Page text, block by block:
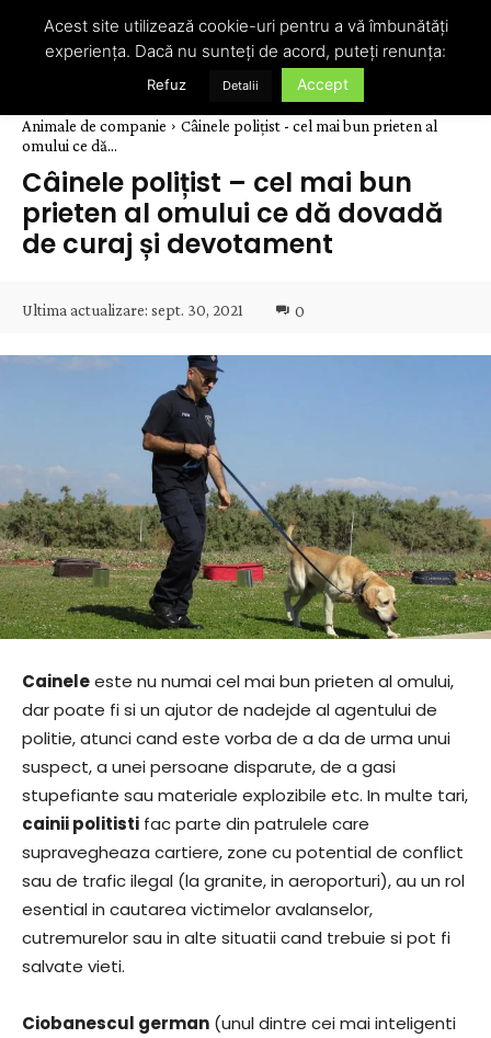
Animale de companie
Câinele polițist - cel mai bun prieten al
omului ce dă...
Câinele polițist – cel mai bun
prieten al omului ce dă dovadă
de curaj și devotament
Ultima actualizare: sept. 30, 2021 0
Caineleeste nu numai cel mai bun prieten al omului,
dar poate fi si un ajutor de nadejde al agentului de
politie, atunci cand este vorba de a da de urma unui
suspect, a unei persoane disparute, de a gasi
stupefiante sau materiale explozibile etc. In multe tari,
cainii politisti fac parte din patrulele care
supravegheaza cartiere, zone cu potential de conflict
sau de trafic ilegal (la granite, in aeroporturi), au un rol
esential in cautarea victimelor avalanselor,
cutremurelor sau in alte situatii cand trebuie si pot fi
salvate vieti.
Ciobanescul german (unul dintre cei mai inteligenti
Acest site utilizează cookie-uri pentru a vă îmbunătăți
experiența. Dacă nu sunteți de acord, puteți renunța:
Refuz Detalii Accept